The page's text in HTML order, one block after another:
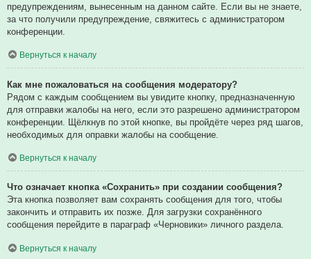
предупреждениям, вынесенным на данном сайте. Если вы не знаете,
за что получили предупреждение, свяжитесь с администратором
конференции.
Вернуться к началу
Как мне пожаловаться на сообщения модератору?
Рядом с каждым сообщением вы увидите кнопку, предназначенную
для отправки жалобы на него, если это разрешено администратором
конференции. Щёлкнув по этой кнопке, вы пройдёте через ряд шагов,
необходимых для оправки жалобы на сообщение.
Вернуться к началу
Что означает кнопка «Сохранить» при создании сообщения?
Эта кнопка позволяет вам сохранять сообщения для того, чтобы
закончить и отправить их позже. Для загрузки сохранённого
сообщения перейдите в параграф «Черновики» личного раздела.
Вернуться к началу